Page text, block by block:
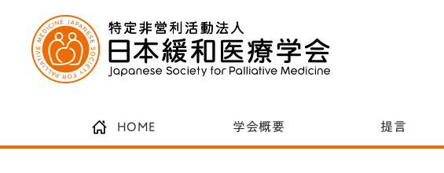
HOME 学会概要 提言